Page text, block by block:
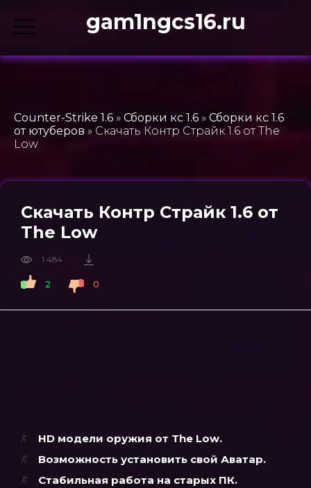
gam1ngcs16.ru
Counter-Strike 1.6 » Сборки кс 1.6 » Сборки кс 1.6
от ютуберов » Скачать Контр Страйк 1.6 от The
Low
Скачать Контр Страйк 1.6 от
The Low
1 484
2 0
HD модели оружия от The Low.
Возможность установить свой Аватар.
Стабильная работа на старых ПК.